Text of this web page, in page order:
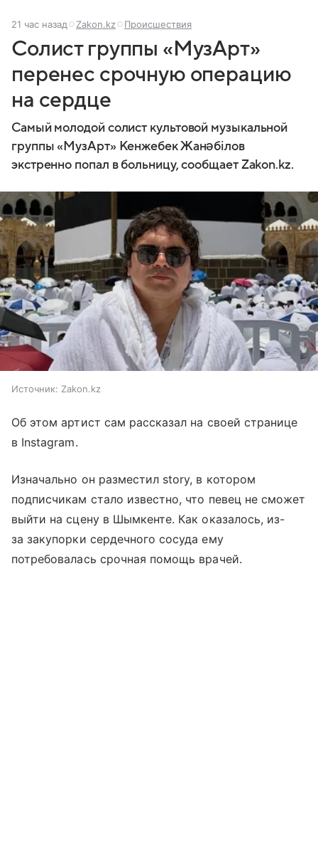
21 час назад Zakon.kz Происшествия
Солист группы «МузАрт»
перенес срочную операцию
на сердце
Самый молодой солист культовой музыкальной
группы «МузАрт» Кенжебек Жанәбілов
экстренно попал в больницу, сообщает Zakon.kz.
Источник: Zakon.kz
Об этом артист сам рассказал на своей странице
в Instagram.
Изначально он разместил story, в котором
подписчикам стало известно, что певец не сможет
выйти на сцену в Шымкенте. Как оказалось, из-
за закупорки сердечного сосуда ему
потребовалась срочная помощь врачей.